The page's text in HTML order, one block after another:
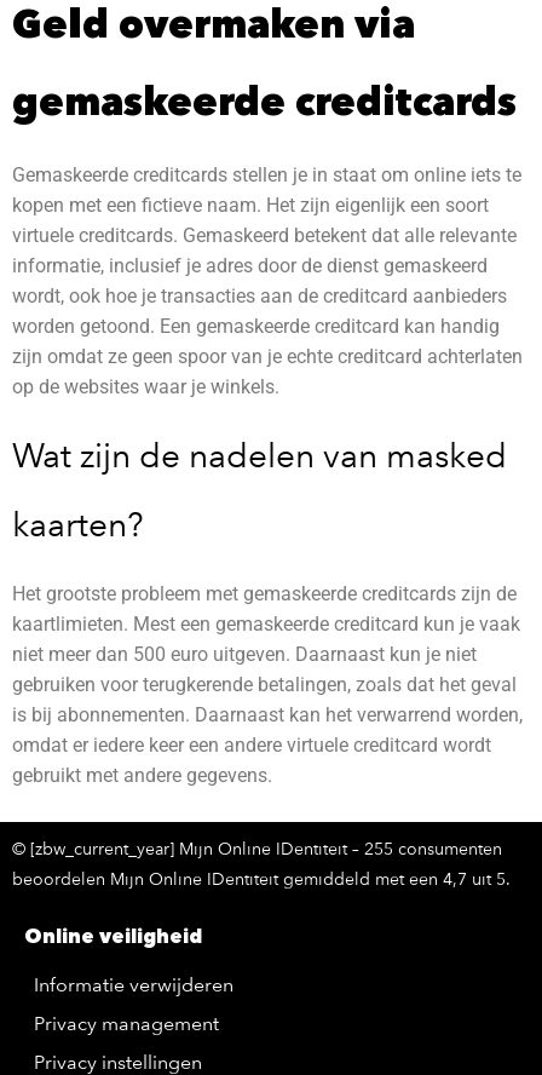
Geld overmaken via
gemaskeerde creditcards
Gemaskeerde creditcards stellen je in staat om online iets te
kopen met een fictieve naam. Het zijn eigenlijk een soort
virtuele creditcards. Gemaskeerd betekent dat alle relevante
informatie, inclusief je adres door de dienst gemaskeerd
wordt, ook hoe je transacties aan de creditcard aanbieders
worden getoond. Een gemaskeerde creditcard kan handig
zijn omdat ze geen spoor van je echte creditcard achterlaten
op de websites waar je winkels.
Wat zijn de nadelen van masked
kaarten?
Het grootste probleem met gemaskeerde creditcards zijn de
kaartlimieten. Mest een gemaskeerde creditcard kun je vaak
niet meer dan 500 euro uitgeven. Daarnaast kun je niet
gebruiken voor terugkerende betalingen, zoals dat het geval
is bij abonnementen. Daarnaast kan het verwarrend worden,
omdat er iedere keer een andere virtuele creditcard wordt
gebruikt met andere gegevens.
© [zbw_current_year] Mijn Online IDentiteit – 255 consumenten
beoordelen Mijn Online IDentiteit gemiddeld met een 4,7 uit 5.
Online veiligheid
Informatie verwijderen
Privacy management
Privacy instellingen